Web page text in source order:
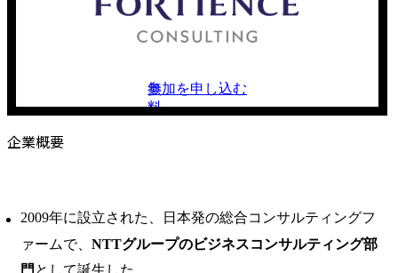
無
料
参加を申し込む
企業概要
2009年に設立された、日本発の総合コンサルティングフ
ァームで、 NTTグループのビジネスコンサルティング部